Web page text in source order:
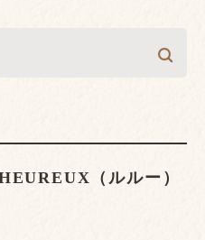
（ルルー）